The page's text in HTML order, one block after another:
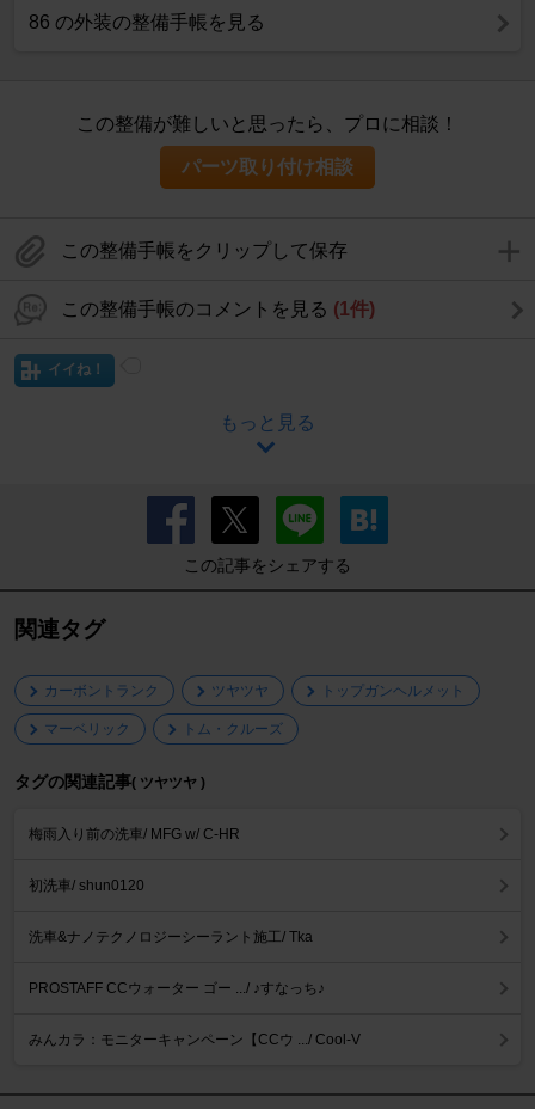
86 の外装の整備手帳を見る
この整備が難しいと思ったら、プロに相談！
パーツ取り付け相談
この整備手帳をクリップして保存
この整備手帳のコメントを見る (1件)
イイね！
もっと見る
この記事をシェアする
関連タグ
カーボントランク ツヤツヤ トップガンヘルメット
マーベリック トム・クルーズ
タグの関連記事( ツヤツヤ )
梅雨入り前の洗車/ MFG w/ C-HR
初洗車/ shun0120
洗車&ナノテクノロジーシーラント施工/ Tka
PROSTAFF CCウォーター ゴー .../ ♪すなっち♪
みんカラ：モニターキャンペーン【CCウ .../ Cool-V